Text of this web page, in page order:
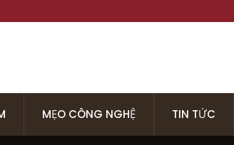
MẸO CÔNG NGHỆ TIN TỨC